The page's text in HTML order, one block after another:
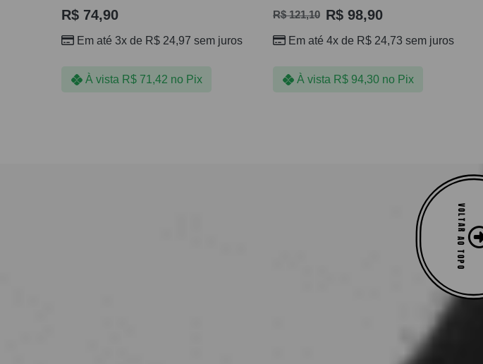
R$ 74,90
Em até 3x de R$ 24,97 sem juros
À vista R$71,42 no Pix
R$121,10 R$ 98,90
Em até 4x de R$ 24,73 sem juros
À vista R$94,30 no Pix
VOLTAR AO TOPO